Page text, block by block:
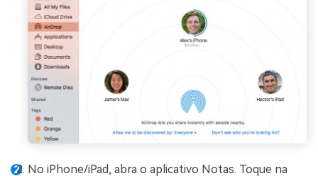
No iPhone/iPad, abra o aplicativo Notas. Toque na